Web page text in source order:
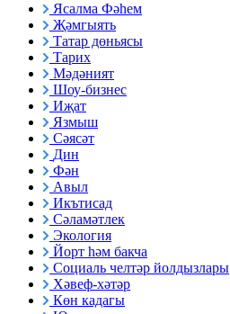
Ясалма Фәһем
Җәмгыять
Татар дөньясы
Тарих
Мәдәният
Шоу-бизнес
Иҗат
Язмыш
Сәясәт
Дин
Фән
Авыл
Икътисад
Сәламәтлек
Экология
Йорт һәм бакча
Социаль челтәр йолдызлары
Хәвеф-хәтәр
Көн кадагы